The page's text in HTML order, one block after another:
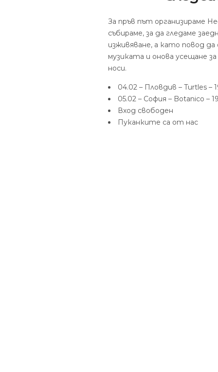
За пръв път организираме
събираме, за да гледаме
изживяване, а като повод
музиката и онова усещане
носи.
04.02 – Пловдив – Turtles –
05.02 – София – Botanico –
Вход свободен
Пуканките са от нас